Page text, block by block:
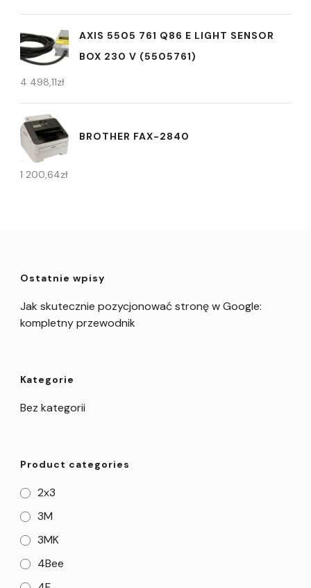
AXIS 5505 761 Q86 E LIGHT SENSOR
BOX 230 V (5505761)
4 498,11zł
BROTHER FAX-2840
1 200,64zł
Ostatnie wpisy
Jak skutecznie pozycjonować stronę w Google:
kompletny przewodnik
Kategorie
Bez kategorii
Product categories
2x3
3M
3MK
4Bee